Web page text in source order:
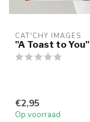
CAT'CHY IMAGES
"A Toast to You"
€2,95
Op voorraad